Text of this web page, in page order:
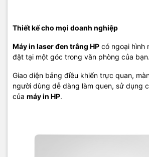
Thiết kế cho mọi doanh nghiệp
Máy in laser đen trắng HP có ngoại hình
đặt tại một góc trong văn phòng của bạn.
Giao diện bảng điều khiển trực quan,
người dùng dễ dàng làm quen, sử dụng
của máy in HP.
- Cổng kết nối: USB 2.0 High Speed, 10
-Sử dụng hộp mực in chính hãng HP đi kèm
4000 trang với
độ phủ 5%theo tiêu chuẩn in
TIC.VN
– Nhà phân phối và cung cấp giải
tại Việt Nam. Chúng tôi chuyên cung cấp đa
Laptop
Máy tính PC Máy chủ - Server ,
Tổng đài
hãng, giá tốt, dịch vụ chuyên nghiệp, đáp